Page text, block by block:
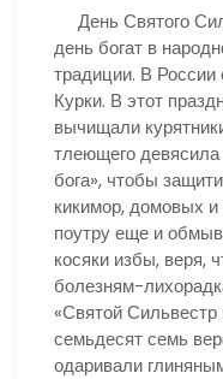
День Святого
день богат в
традиции. В
Курки. В этот
вычищали
тлеющего девясила
бога», чтобы
кикимор, домовых
поутру еще и
косяки избы, веря,
болезням-
«Святой Сильвестр
семьдесят семь
одаривали